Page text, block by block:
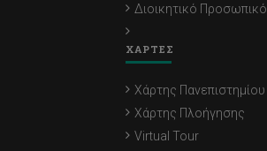
Διοικητικό Προσωπικό
ΧΑΡΤΕΣ
Χάρτης Πανεπιστημίου
Χάρτης Πλοήγησης
Virtual Tour